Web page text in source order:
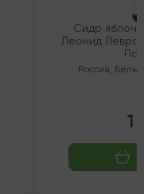
Сидр
Леонид
Россия, Белый
1